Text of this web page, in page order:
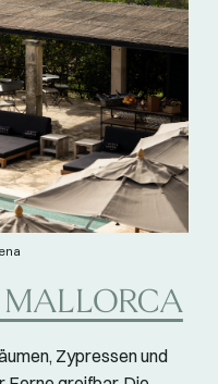
MALLORCA
Zypressen und